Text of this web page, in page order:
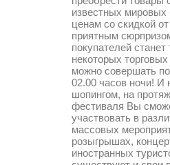
известных мировых
ценам со скидкой
приятным
покупателей станет
некоторых
можно совершать
02.00 часов ночи! И
шопингом, на
фестиваля Вы
участвовать в
массовых
розыгрышах,
иностранных